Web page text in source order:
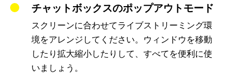
チャットボックスのポップアウトモード
スクリーンに合わせてライブストリーミング環
境をアレンジしてください。ウィンドウを移動
したり拡大縮小したりして、すべてを便利に使
いましょう。